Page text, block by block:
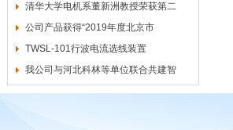
清华大学电机系董新洲教授荣获第二
公司产品获得“2019年度北京市
TWSL-101行波电流选线装置
我公司与河北科林等单位联合共建智